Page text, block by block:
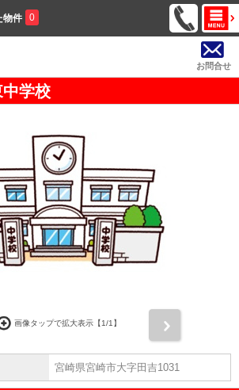
物件 0
お問合せ
学校
画像タップで拡大表示【1/1】
宮崎県宮崎市大字田吉1031